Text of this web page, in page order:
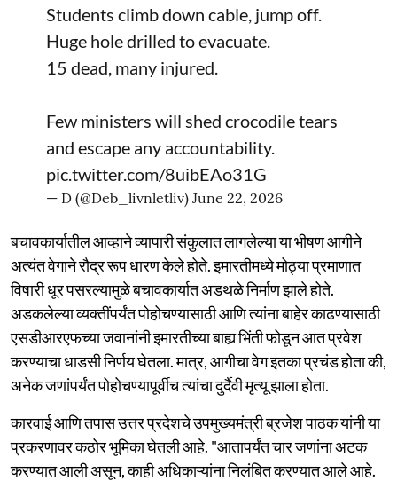
Students climb down cable, jump off.
Huge hole drilled to evacuate.
15 dead, many injured.
Few ministers will shed crocodile tears
and escape any accountability.
pic.twitter.com/8uibEAo31G
— D (@Deb_livnletliv) June 22, 2026
बचावकार्यातील आव्हाने व्यापारी संकुलात लागलेल्या या भीषण आगीने
अत्यंत वेगाने रौद्र रूप धारण केले होते. इमारतीमध्ये मोठ्या प्रमाणात
विषारी धूर पसरल्यामुळे बचावकार्यात अडथळे निर्माण झाले होते.
अडकलेल्या व्यक्तींपर्यंत पोहोचण्यासाठी आणि त्यांना बाहेर काढण्यासाठी
एसडीआरएफच्या जवानांनी इमारतीच्या बाह्य भिंती फोडून आत प्रवेश
करण्याचा धाडसी निर्णय घेतला. मात्र, आगीचा वेग इतका प्रचंड होता की,
अनेक जणांपर्यंत पोहोचण्यापूर्वीच त्यांचा दुर्दैवी मृत्यू झाला होता.
कारवाई आणि तपास उत्तर प्रदेशचे उपमुख्यमंत्री ब्रजेश पाठक यांनी या
प्रकरणावर कठोर भूमिका घेतली आहे. "आतापर्यंत चार जणांना अटक
करण्यात आली असून, काही अधिकाऱ्यांना निलंबित करण्यात आले आहे.